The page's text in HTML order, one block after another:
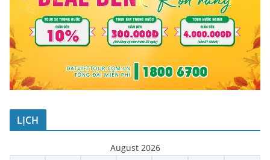
LỊCH
August 2026